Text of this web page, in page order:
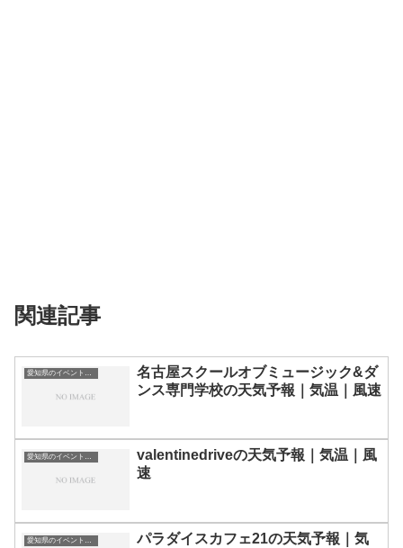
関連記事
愛知県のイベント会場一覧
名古屋スクールオブミュージック&ダ
ンス専門学校の天気予報｜気温｜風速
愛知県のイベント会場一覧
valentinedriveの天気予報｜気温｜風
速
愛知県のイベント会場一覧
パラダイスカフェ21の天気予報｜気